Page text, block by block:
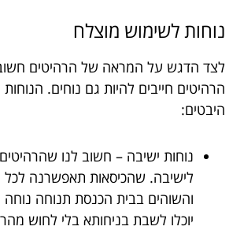
נוחות לשימוש מוצלח
לצד הדגש על המראה של הרהיטים חשוב
הרהיטים חייבים להיות גם נוחים.
היבטים:
נוחות ישיבה – חשוב לנו שהרהיטים
לישיבה. שהכיסאות תאפשרנה
והשוהים בבית הכנסת תנוחה
יוכלו לשבת בניחותא בלי לחוש